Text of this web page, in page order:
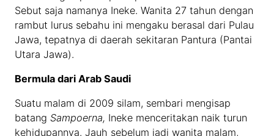
Sebut saja namanya Ineke. Wanita 27 tahun dengan
rambut lurus sebahu ini mengaku berasal dari Pulau
Jawa, tepatnya di daerah sekitaran Pantura (Pantai
Utara Jawa).
Bermula dari Arab Saudi
Suatu malam di 2009 silam, sembari mengisap
batangSampoerna, Ineke menceritakan naik turun
kehidupannya. Jauh sebelum jadi wanita malam,